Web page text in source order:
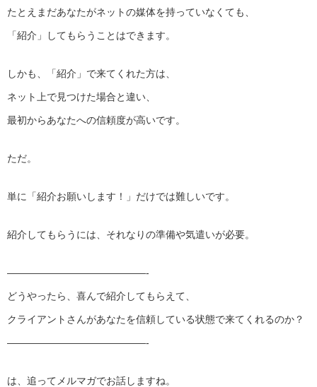
たとえまだあなたがネットの媒体を持っていなくても、
「紹介」してもらうことはできます。
しかも、「紹介」で来てくれた方は、
ネット上で見つけた場合と違い、
最初からあなたへの信頼度が高いです。
ただ。
単に「紹介お願いします！」だけでは難しいです。
紹介してもらうには、それなりの準備や気遣いが必要。
——————————————-
どうやったら、喜んで紹介してもらえて、
クライアントさんがあなたを信頼している状態で来てくれるのか？
——————————————-
は、追ってメルマガでお話しますね。